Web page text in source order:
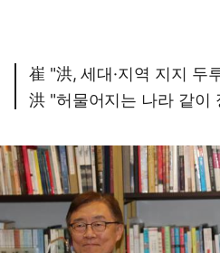
崔 "洪, 세대·지역 지지 두
洪 "허물어지는 나라 같이